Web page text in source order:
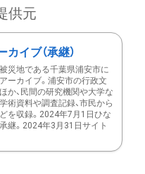
供元
イブ（承継）
災地である千葉県浦安市に
ーカイブ。浦安市の行政文
ほか、民間の研究機関や大学な
術資料や調査記録、市民から
を収録。2024年7月1日ひな
継。2024年3月31日サイト